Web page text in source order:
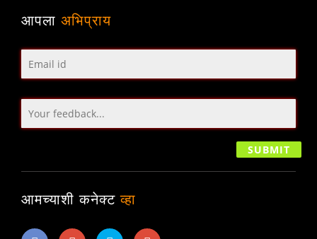
आपला अभिप्राय
आमच्याशी कनेक्टव्हा